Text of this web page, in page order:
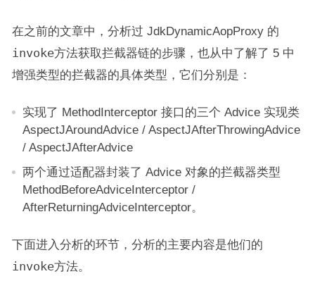
在之前的文章中，分析过 JdkDynamicAopProxy 的
invoke方法获取拦截器链的步骤，也从中了解了 5 中
增强类型的拦截器的具体类型，它们分别是：
实现了 MethodInterceptor 接口的三个 Advice 实现类
AspectJAroundAdvice / AspectJAfterThrowingAdvice
/ AspectJAfterAdvice
两个通过适配器封装了 Advice 对象的拦截器类型
MethodBeforeAdviceInterceptor /
AfterReturningAdviceInterceptor。
下面进入分析的环节，分析的主要内容是他们的
invoke方法。